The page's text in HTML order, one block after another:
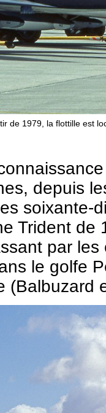
de 1979, la flottille est
depuis
soixante-
Trident de
par
le golfe
(Balbuzard